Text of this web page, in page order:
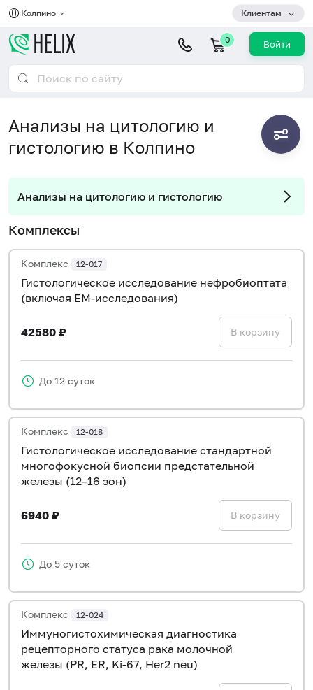
Колпино Клиентам
0 Войти
Анализы на цитологию и
гистологию в Колпино
Анализы на цитологию и гистологию
Комплексы
Комплекс 12-017
Гистологическое исследование нефробиоптата
(включая EM-исследования)
42580 ₽ В корзину
До 12 суток
Комплекс 12-018
Гистологическое исследование стандартной
многофокусной биопсии предстательной
железы (12–16 зон)
6940 ₽ В корзину
До 5 суток
Комплекс 12-024
Иммуногистохимическая диагностика
рецепторного статуса рака молочной
железы (PR, ER, Ki-67, Her2 neu)